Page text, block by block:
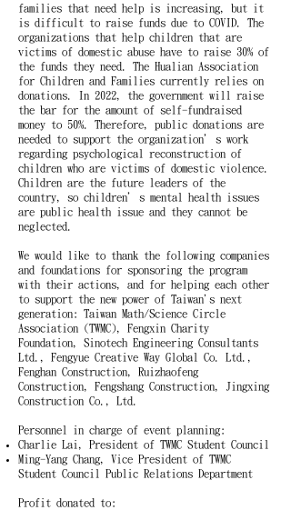
families that need help is increasing, but it
is difficult to raise funds due to COVID. The
organizations that help children that are
victims of domestic abuse have to raise 30% of
the funds they need. The Hualian Association
for Children and Families currently relies on
donations. In 2022, the government will raise
the bar for the amount of self-fundraised
money to 50%. Therefore, public donations are
needed to support the organization’s work
regarding psychological reconstruction of
children who are victims of domestic violence.
Children are the future leaders of the
country, so children’s mental health issues
are public health issue and they cannot be
neglected.
We would like to thank the following companies
and foundations for sponsoring the program
with their actions, and for helping each other
to support the new power of Taiwan's next
generation: Taiwan Math/Science Circle
Association (TWMC), Fengxin Charity
Foundation, Sinotech Engineering Consultants
Ltd., Fengyue Creative Way Global Co. Ltd.,
Fenghan Construction, Ruizhaofeng
Construction, Fengshang Construction, Jingxing
Construction Co., Ltd.
Personnel in charge of event planning:
Charlie Lai, President of TWMC Student Council
Ming-Yang Chang, Vice President of TWMC
Student Council Public Relations Department
Profit donated to: